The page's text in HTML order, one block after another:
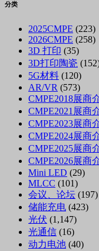
分类
2025CMPE (223)
2026CMPE (258)
3D 打印 (35)
3D打印陶瓷
5G材料 (120)
AR/VR (573)
CMPE2018展商
CMPE2021展商
CMPE2023展商
CMPE2024展商
CMPE2025展商
CMPE2026展商
Mini LED (29)
MLCC (101)
会议、论坛 (197)
储能充电 (423)
光伏 (1,147)
光通信 (16)
动力电池 (40)